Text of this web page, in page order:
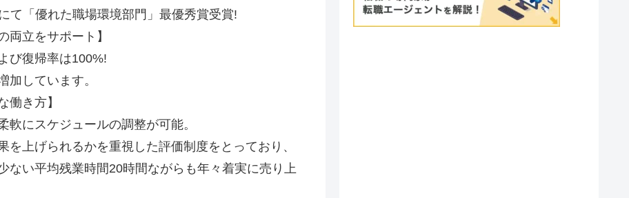
て「優れた職場環境部門」最優秀賞受賞!
立をサポート】
び復帰率は100%!
加しています。
き方】
軟にスケジュールの調整が可能。
を上げられるかを重視した評価制度をとっており、
ない平均残業時間20時間ながらも年々着実に売り上